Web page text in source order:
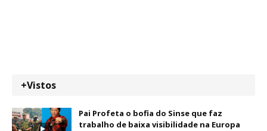
+Vistos
Pai Profeta o bofia do Sinse que faz
trabalho de baixa visibilidade na Europa